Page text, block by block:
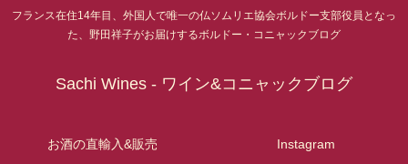
フランス在住14年目、外国人で唯一の仏ソムリエ協会ボルドー支部役員となっ
た、野田祥子がお届けするボルドー・コニャックブログ
Sachi Wines - ワイン&コニャックブログ
お酒の直輸入&販売 Instagram